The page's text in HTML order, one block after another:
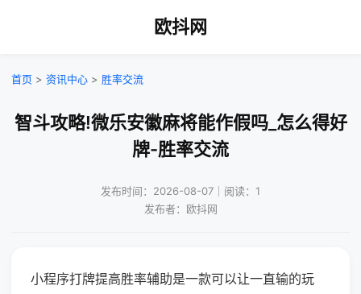
欧抖网
首页 > 资讯中心 > 胜率交流
智斗攻略!微乐安徽麻将能作假吗_怎么得好
牌-胜率交流
发布时间：2026-08-07｜阅读：1
发布者：欧抖网
小程序打牌提高胜率辅助是一款可以让一直输的玩